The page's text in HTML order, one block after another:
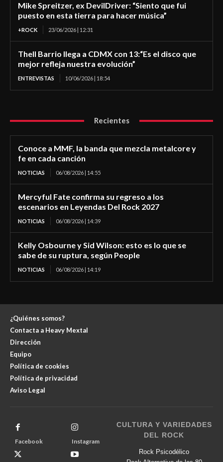
Mike Spreitzer, ex DevilDriver: “Siento que fui
puesto en esta tierra para hacer música”
+ROCK 23/06/2026 | 12:31
Thell Barrio llega a CDMX con 13:“Es el disco que
mejor refleja nuestra evolución”
ENTREVISTAS 10/06/2026 | 18:54
Recientes
Conoce a MMF, la banda que mezcla metalcore y
fe en cada canción
NOTICIAS 06/08/2026 | 14:55
Mercyful Fate confirma su regreso a los
escenarios en Leyendas Del Rock 2027
NOTICIAS 06/08/2026 | 14:39
Kelly Osbourne y Sid Wilson: esto es lo que se
sabe de su ruptura, según People
NOTICIAS 06/08/2026 | 14:19
¿Quiénes somos?
Contacta a Heavy Mextal
Dirección
Equipo
Política de cookies
Política de privacidad
Aviso Legal
Facebook Instagram
CULTURA Y VARIEDADES
DEL ROCK
Rock Psicodélico